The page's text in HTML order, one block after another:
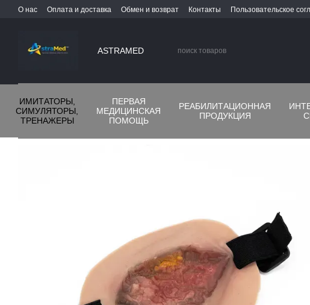
Перейти к основному контенту
О нас Оплата и доставка Обмен и возврат Контакты Пользовательское
ASTRAMED
ИМИТАТОРЫ,
СИМУЛЯТОРЫ,
ТРЕНАЖЕРЫ
ПЕРВАЯ
МЕДИЦИНСКАЯ
ПОМОЩЬ
РЕАБИЛИТАЦИОННАЯ
ПРОДУКЦИЯ